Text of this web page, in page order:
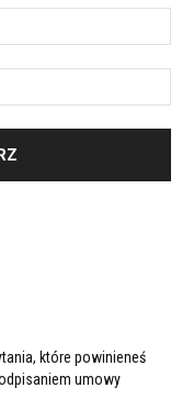
które powinieneś
umowy